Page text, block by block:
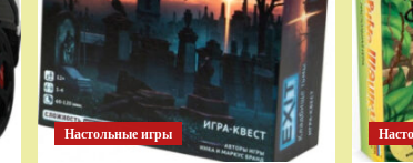
Настольные игры